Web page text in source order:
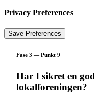
Privacy Preferences
Fase 3 — Punkt 9
Har I sikret en
lokalforeningen?